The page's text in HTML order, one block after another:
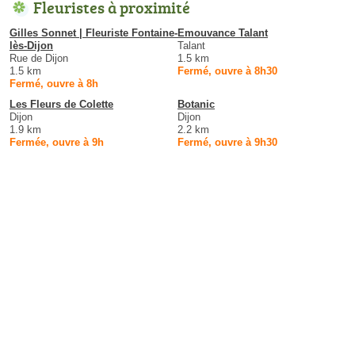
Fleuristes à proximité
Gilles Sonnet | Fleuriste Fontaine-
lès-Dijon
Rue de Dijon
1.5 km
Fermé, ouvre à 8h
Emouvance Talant
Talant
1.5 km
Fermé, ouvre à 8h30
Les Fleurs de Colette
Dijon
1.9 km
Fermée, ouvre à 9h
Botanic
Dijon
2.2 km
Fermé, ouvre à 9h30